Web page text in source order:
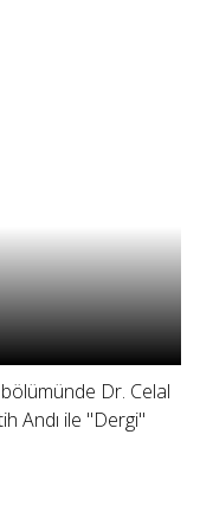
Dr. Celal
Andı ile "Dergi"